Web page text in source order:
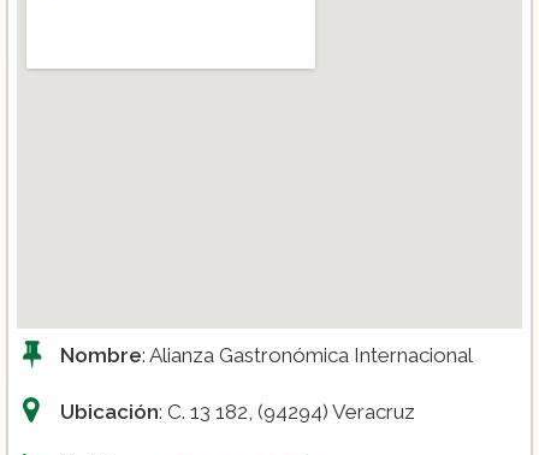
Nombre: Alianza Gastronómica Internacional
Ubicación: C. 13 182, (94294) Veracruz